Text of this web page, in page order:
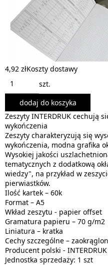
4,92 złKoszty dostawy
szt.
dodaj do koszyka
Zeszyty INTERDRUK cechują
wykończenia
Zeszyty charakteryzują się
wykończenia, modna grafika
Wysokiej jakości
tematycznych z dodatkową
wiedzy", na przykład w
pierwiastków.
Ilość kartek – 60k
Format – A5
Wkład zeszytu - papier offset
Gramatura papieru – 70 g/m2
Liniatura – kratka
Cechy szczególne –
Producent polski - INTERDRUK
Jednostka sprzedaży: 1 szt